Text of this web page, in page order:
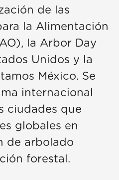
de las
la Alimentación
la Arbor Day
Unidos y la
México. Se
internacional
ciudades que
globales en
de arbolado
forestal.